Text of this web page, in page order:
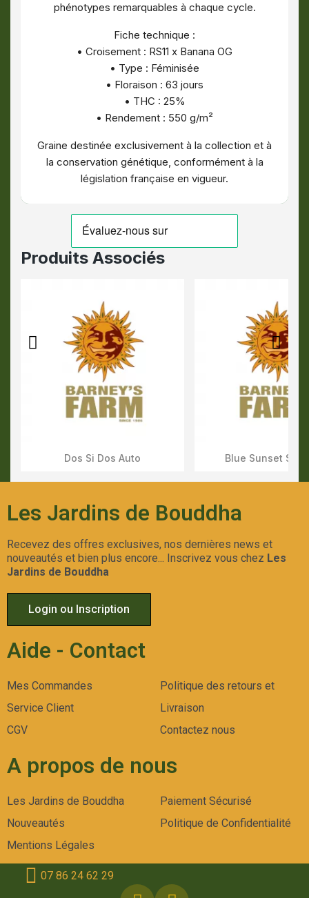
phénotypes remarquables à chaque cycle.
Fiche technique :
• Croisement : RS11 x Banana OG
• Type : Féminisée
• Floraison : 63 jours
• THC : 25%
• Rendement : 550 g/m²
Graine destinée exclusivement à la collection et à
la conservation génétique, conformément à la
législation française en vigueur.
Produits Associés
Aperçu Rapide
Dos Si Dos Auto Aperçu
Blue Sunset
Les Jardins de Bouddha
Recevez des offres exclusives, nos dernières news et
nouveautés et bien plus encore... Inscrivez vous chez Les
Jardins de Bouddha
Login ou Inscription
Aide - Contact
Mes Commandes
Service Client
CGV
Politique des retours et
Livraison
Contactez nous
A propos de nous
Les Jardins de Bouddha
Nouveautés
Mentions Légales
Paiement Sécurisé
Politique de Confidentialité
07 86 24 62 29